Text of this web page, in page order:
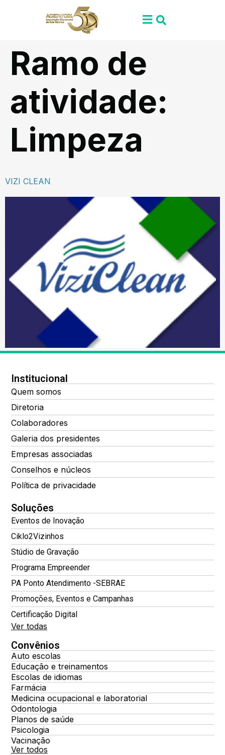
Ramo de
atividade:
Limpeza
VIZI CLEAN
Institucional
Quem somos
Diretoria
Colaboradores
Galeria dos presidentes
Empresas associadas
Conselhos e núcleos
Política de privacidade
Soluções
Eventos de Inovação
Ciklo2Vizinhos
Stúdio de Gravação
Programa Empreender
PA Ponto Atendimento -SEBRAE
Promoções, Eventos e Campanhas
Certificação Digital
Ver todas
Convênios
Auto escolas
Educação e treinamentos
Escolas de idiomas
Farmácia
Medicina ocupacional e laboratorial
Odontologia
Planos de saúde
Psicologia
Vacinação
Ver todos